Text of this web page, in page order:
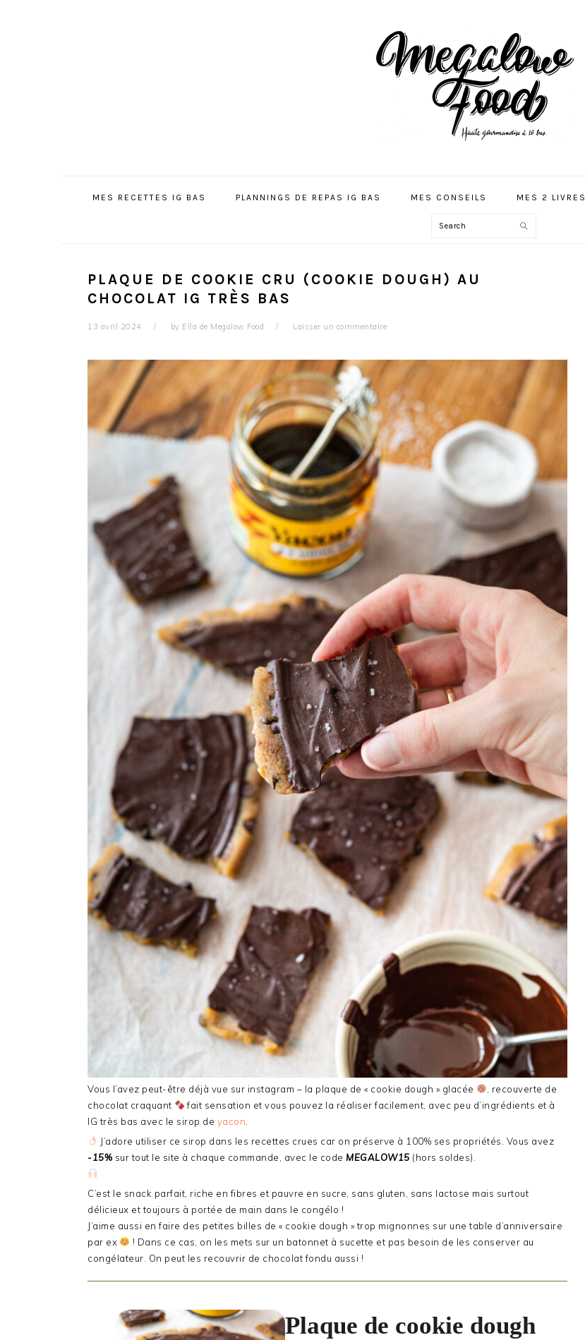
MES RECETTES IG BAS PLANNINGS DE REPAS IG BAS MES CONSEILS MES 2 LIVRES
Search
PLAQUE DE COOKIE CRU (COOKIE DOUGH) AU
CHOCOLAT IG TRÈS BAS
13 avril 2024 by Ella de Megalow Food Laisser un commentaire
Vous l’avez peut-être déjà vue sur instagram – la plaque de « cookie dough » glacée
, recouverte de
chocolat craquant
fait sensation et vous pouvez la réaliser facilement, avec peu d’ingrédients et à
IG très bas avec le sirop de yacon
J’adore utiliser ce sirop dans les recettes crues car on préserve à 100% ses propriétés. Vous avez
-15% sur tout le site à chaque commande, avec le code MEGALOW15 (hors soldes).
C’est le snack parfait, riche en fibres et pauvre en sucre, sans gluten, sans lactose mais surtout
délicieux et toujours à portée de main dans le congélo !
J’aime aussi en faire des petites billes de « cookie dough » trop mignonnes sur une table d’anniversaire
par ex
! Dans ce cas, on les mets sur un batonnet à sucette et pas besoin de les conserver au
congélateur. On peut les recouvrir de chocolat fondu aussi !
Plaque de cookie dough